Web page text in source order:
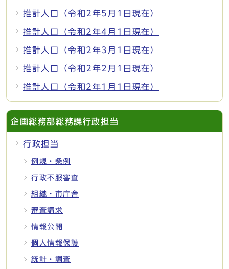
推計人口（令和2年5月1日現在）
推計人口（令和2年4月1日現在）
推計人口（令和2年3月1日現在）
推計人口（令和2年2月1日現在）
推計人口（令和2年1月1日現在）
企画総務部総務課行政担当
行政担当
例規・条例
行政不服審査
組織・市庁舎
審査請求
情報公開
個人情報保護
統計・調査